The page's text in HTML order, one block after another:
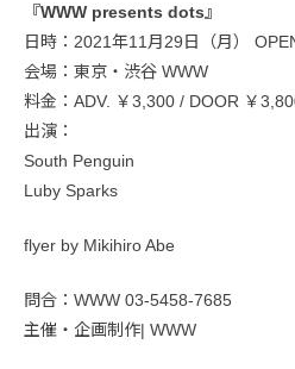
『WWW presents dots』
日時：2021年11月29日（月）
会場：東京・渋谷 WWW
料金：ADV. ￥3,300 / DOOR ￥
出演：
South Penguin
Luby Sparks
flyer by Mikihiro Abe
問合：WWW 03-5458-7685
主催・企画制作| WWW